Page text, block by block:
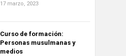
17 marzo, 2023
Curso de formación:
Personas musulmanas y
medios